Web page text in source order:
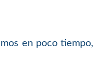
en poco tiempo,